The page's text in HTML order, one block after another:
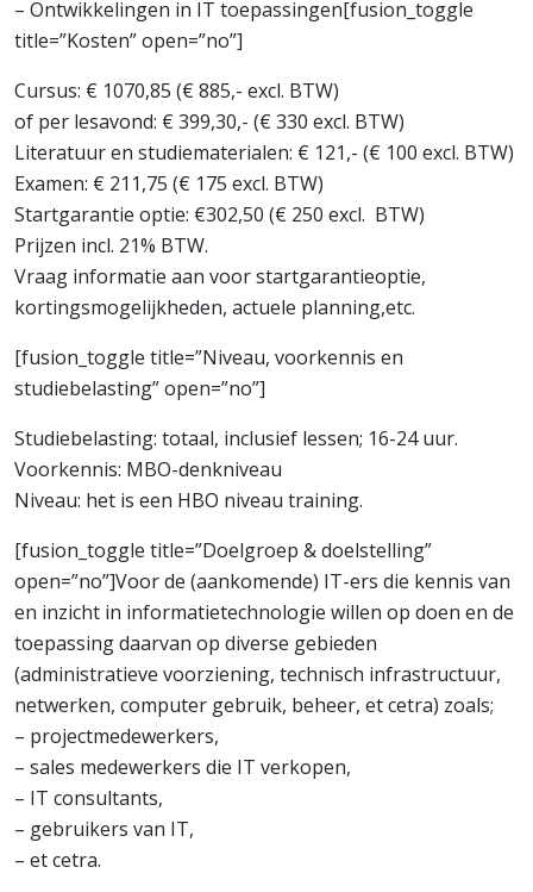
– Ontwikkelingen in IT toepassingen[fusion_toggle
title=”Kosten” open=”no”]
Cursus: € 1070,85 (€ 885,- excl. BTW)
of per lesavond: € 399,30,- (€ 330 excl. BTW)
Literatuur en studiematerialen: € 121,- (€ 100 excl. BTW)
Examen: € 211,75 (€ 175 excl. BTW)
Startgarantie optie: €302,50 (€ 250 excl. BTW)
Prijzen incl. 21% BTW.
Vraag informatie aan voor startgarantieoptie,
kortingsmogelijkheden, actuele planning,etc.
[fusion_toggle title=”Niveau, voorkennis en
studiebelasting” open=”no”]
Studiebelasting: totaal, inclusief lessen; 16-24 uur.
Voorkennis: MBO-denkniveau
Niveau: het is een HBO niveau training.
[fusion_toggle title=”Doelgroep & doelstelling”
open=”no”]Voor de (aankomende) IT-ers die kennis van
en inzicht in informatietechnologie willen op doen en de
toepassing daarvan op diverse gebieden
(administratieve voorziening, technisch infrastructuur,
netwerken, computer gebruik, beheer, et cetra) zoals;
– projectmedewerkers,
– sales medewerkers die IT verkopen,
– IT consultants,
– gebruikers van IT,
– et cetra.